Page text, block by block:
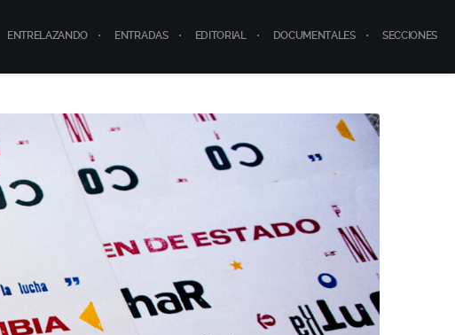
ENTRELAZANDO ENTRADAS EDITORIAL DOCUMENTALES SECCIONES